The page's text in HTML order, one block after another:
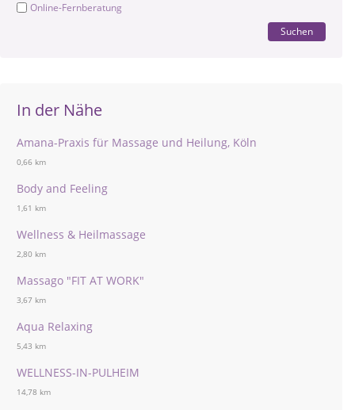
Online-Fernberatung
Suchen
In der Nähe
Amana-Praxis für Massage und Heilung, Köln
0,66 km
Body and Feeling
1,61 km
Wellness & Heilmassage
2,80 km
Massago "FIT AT WORK"
3,67 km
Aqua Relaxing
5,43 km
WELLNESS-IN-PULHEIM
14,78 km